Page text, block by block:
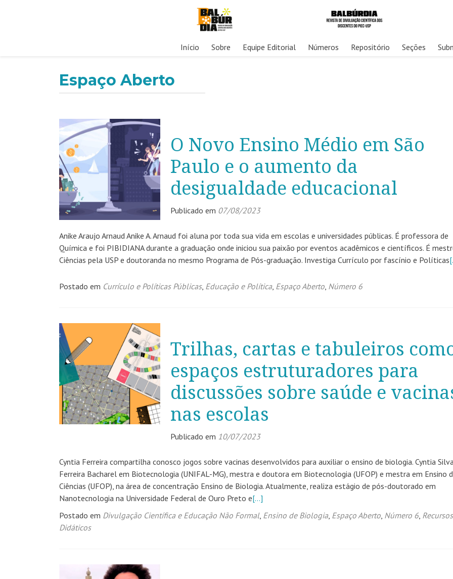
conteúdo
Início Sobre Equipe Editorial Números Repositório Seções
Espaço Aberto
O Novo Ensino Médio em São
Paulo e o aumento da
desigualdade educacional
Publicado em 07/08/2023
Anike Araujo Arnaud Anike A. Arnaud foi aluna por toda sua vida em escolas e universidades públicas. É professora de
Química e foi PIBIDIANA durante a graduação onde iniciou sua paixão por eventos acadêmicos e científicos. É
Ciências pela USP e doutoranda no mesmo Programa de Pós-graduação. Investiga Currículo por fascínio e Políticas
Postado em Currículo e Políticas Públicas, Educação e Política, Espaço Aberto, Número 6
Trilhas, cartas e tabuleiros
espaços estruturadores para
discussões sobre saúde e
nas escolas
Publicado em 10/07/2023
Cyntia Ferreira compartilha conosco jogos sobre vacinas desenvolvidos para auxiliar o ensino de biologia. Cyntia
Ferreira Bacharel em Biotecnologia (UNIFAL-MG), mestra e doutora em Biotecnologia (UFOP) e mestra em Ensino
Ciências (UFOP), na área de concentração Ensino de Biologia. Atualmente, realiza estágio de pós-doutorado em
Nanotecnologia na Universidade Federal de Ouro Preto e[…]
Postado em Divulgação Científica e Educação Não Formal, Ensino de Biologia, Espaço Aberto, Número 6, Recursos
Didáticos